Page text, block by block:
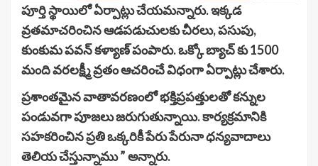
పూర్తి స్థాయిలో ఏర్పాట్లు చేయమన్నారు. ఇక్కడ
వ్రతమాచరించిన ఆడపడుచులకు చీరలు, పసుపు,
కుంకుమ పవన్ కళ్యాణ్ పంపారు. ఒక్కో బ్యాచ్ కు 1500
మంది వరలక్ష్మీ వ్రతం ఆచరించే విధంగా ఏర్పాట్లు చేశారు.
ప్రశాంతమైన వాతావరణంలో భక్తిప్రపత్తులతో కన్నుల
పండువగా పూజలు జరుగుతున్నాయి. కార్యక్రమానికి
సహకరించిన ప్రతి ఒక్కరికీ పేరు పేరునా ధన్యవాదాలు
తెలియ చేస్తున్నాము ” అన్నారు.